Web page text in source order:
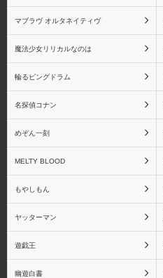
エンブレイスジャパン
回天堂
キャラアニ
マブラヴ オルタネイティヴ
魔法少女リリカルなのは
輪るピングドラム
名探偵コナン
めぞん一刻
MELTY BLOOD
もやしもん
ヤッターマン
遊戯王
幽遊白書